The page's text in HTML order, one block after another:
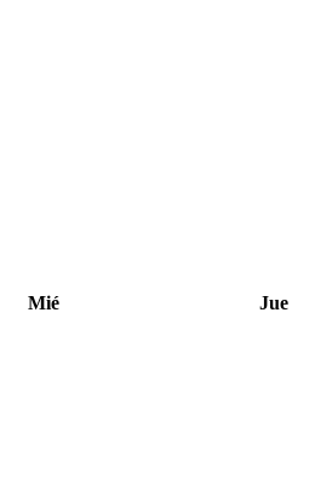
Mié Jue